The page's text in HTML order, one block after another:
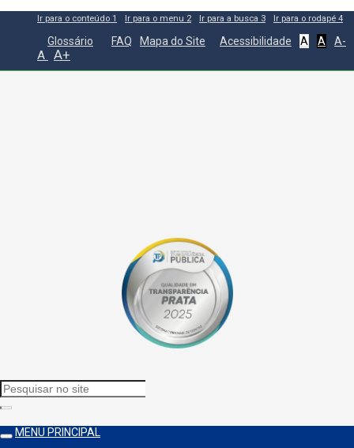
Ir para o conteúdo 1 Ir para o menu 2 Ir para a busca 3 Ir para o rodapé 4
Glossário FAQ Mapa do Site Acessibilidade A A A-
A A+
MENU PRINCIPAL